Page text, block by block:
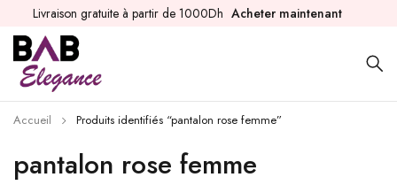
Livraison gratuite à partir de 1000Dh Acheter maintenant
pantalon rose femme
Accueil Produits identifiés “pantalon rose femme”